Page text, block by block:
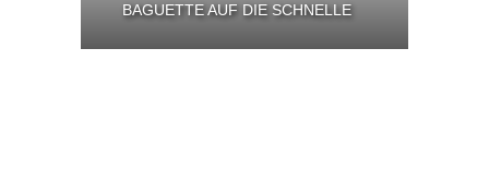
BAGUETTE AUF DIE SCHNELLE